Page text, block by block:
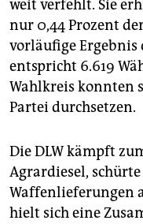
genossenschaft
epaper login
weit verfehlt. Sie
nur 0,44 Prozent
vorläufige Ergebnis
entspricht 6.619
Wahlkreis konnten
Partei durchsetzen.
Die DLW kämpft
Agrardiesel,
Waffenlieferungen
hielt sich eine